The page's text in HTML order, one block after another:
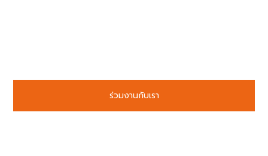
ร่วมงานกับเรา